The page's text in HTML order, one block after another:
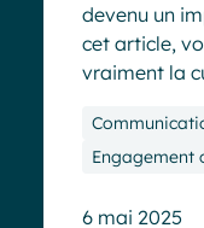
devenu un
cet article,
vraiment la
Engagement
6 mai 2025